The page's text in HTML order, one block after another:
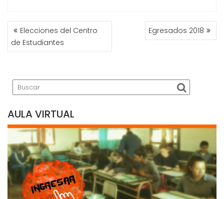
NAVEGACIÓN
DE
ENTRADAS
Elecciones del Centro
de Estudiantes
Egresados 2018
AULA VIRTUAL